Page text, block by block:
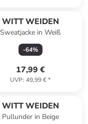
WITT WEIDEN
Sweatjacke in Weiß
-64%
17,99 €
UVP: 49,99 €*
WITT WEIDEN
Pullunder in Beige